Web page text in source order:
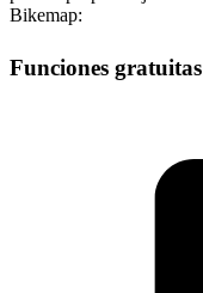
Bikemap:
Funciones gratuitas